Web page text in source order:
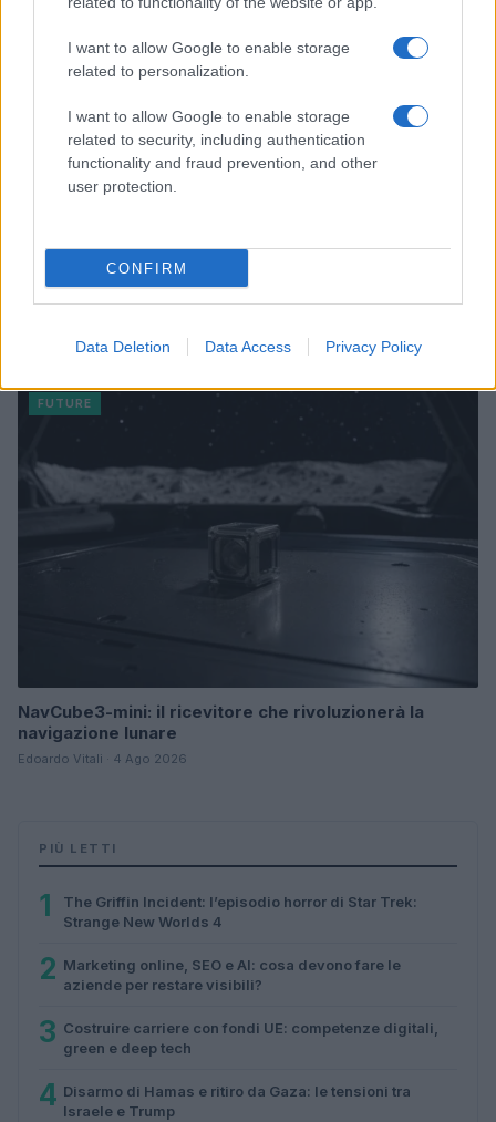
I want to allow Google to enable storage
related to personalization.
I want to allow Google to enable storage
related to security, including authentication
functionality and fraud prevention, and other
user protection.
CONFIRM
Data Deletion Data Access Privacy Policy
Costruire carriere con fondi UE: competenze digitali,
Andrea Innocenti · 5 Ago 2026
FUTURE
NavCube3-mini: il ricevitore che rivoluzionerà la
navigazione lunare
Edoardo Vitali · 4 Ago 2026
PIÙ LETTI
1
The Griffin Incident: l’episodio horror di Star Trek:
Strange New Worlds 4
2 Marketing online, SEO e AI: cosa devono fare le
aziende per restare visibili?
3 Costruire carriere con fondi UE: competenze digitali,
green e deep tech
4 Disarmo di Hamas e ritiro da Gaza: le tensioni tra
Israele e Trump